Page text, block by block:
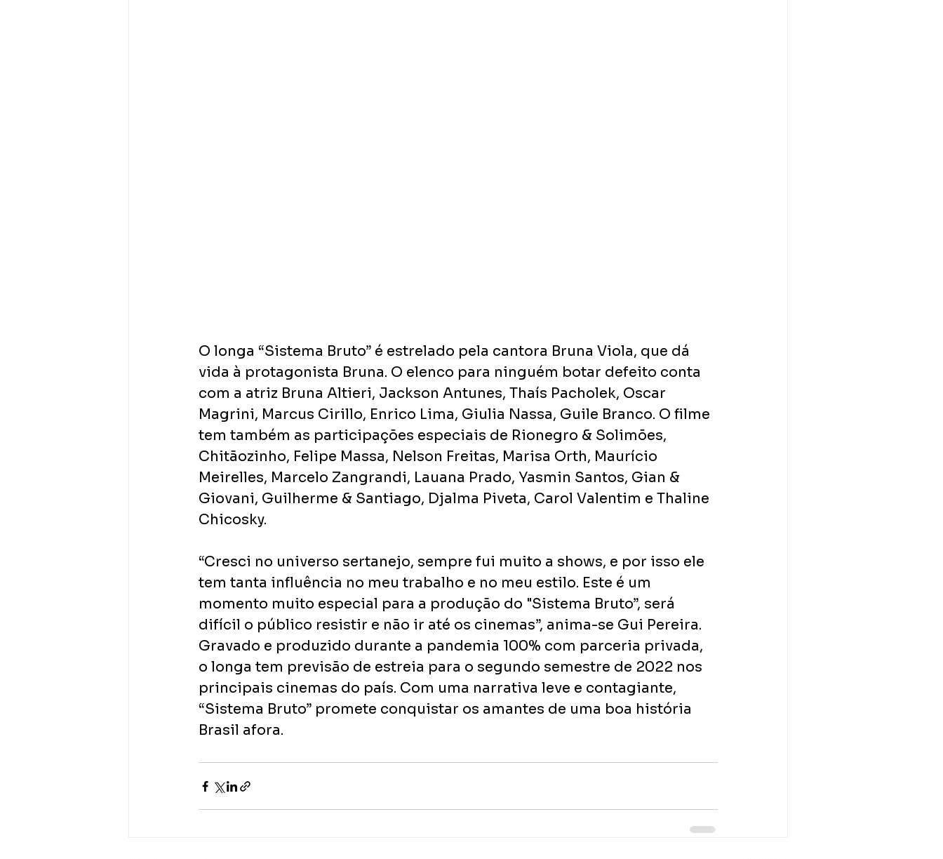
O longa “Sistema Bruto” é estrelado pela cantora Bruna Viola, que dá
vida à protagonista Bruna. O elenco para ninguém botar defeito conta
com a atriz Bruna Altieri, Jackson Antunes, Thaís Pacholek, Oscar
Magrini, Marcus Cirillo, Enrico Lima, Giulia Nassa, Guile Branco. O filme
tem também as participações especiais de Rionegro & Solimões,
Chitãozinho, Felipe Massa, Nelson Freitas, Marisa Orth, Maurício
Meirelles, Marcelo Zangrandi, Lauana Prado, Yasmin Santos, Gian &
Giovani, Guilherme & Santiago, Djalma Piveta, Carol Valentim e Thaline
Chicosky.
“Cresci no universo sertanejo, sempre fui muito a shows, e por isso ele
tem tanta influência no meu trabalho e no meu estilo. Este é um
momento muito especial para a produção do "Sistema Bruto”, será
difícil o público resistir e não ir até os cinemas”, anima-se Gui Pereira.
Gravado e produzido durante a pandemia 100% com parceria privada,
o longa tem previsão de estreia para o segundo semestre de 2022 nos
principais cinemas do país. Com uma narrativa leve e contagiante,
“Sistema Bruto” promete conquistar os amantes de uma boa história
Brasil afora.